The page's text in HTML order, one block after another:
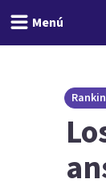
Menú